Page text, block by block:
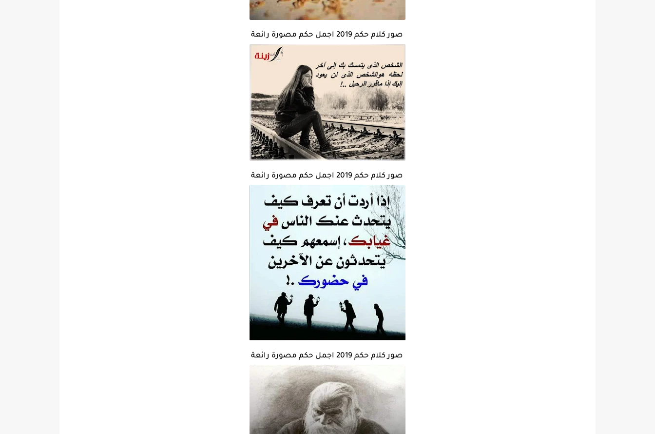
صور كلام حكم 2019 اجمل حكم مصورة رائعة
صور كلام حكم 2019 اجمل حكم مصورة رائعة
صور كلام حكم 2019 اجمل حكم مصورة رائعة